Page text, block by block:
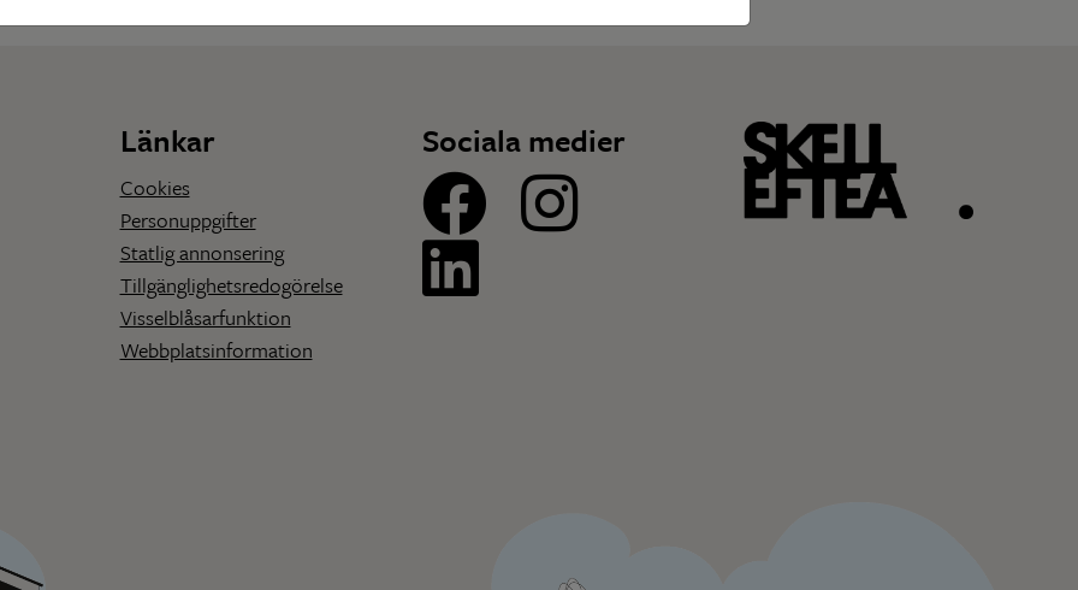
Länkar
Cookies
Personuppgifter
Statlig annonsering
Tillgänglighetsredogörelse
Visselblåsarfunktion
Webbplatsinformation
Sociala medier